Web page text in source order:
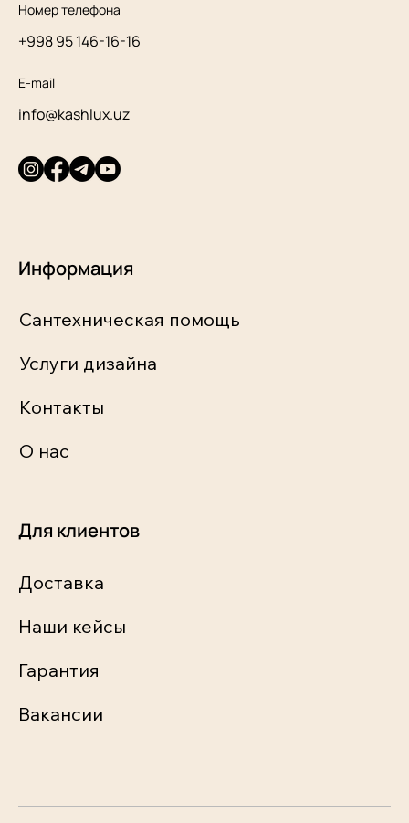
Номер телефона
+998 95 146-16-16
E-mail
info@kashlux.uz
Информация
Сантехническая помощь
Услуги дизайна
Контакты
О нас
Для клиентов
Доставка
Наши кейсы
Гарантия
Вакансии